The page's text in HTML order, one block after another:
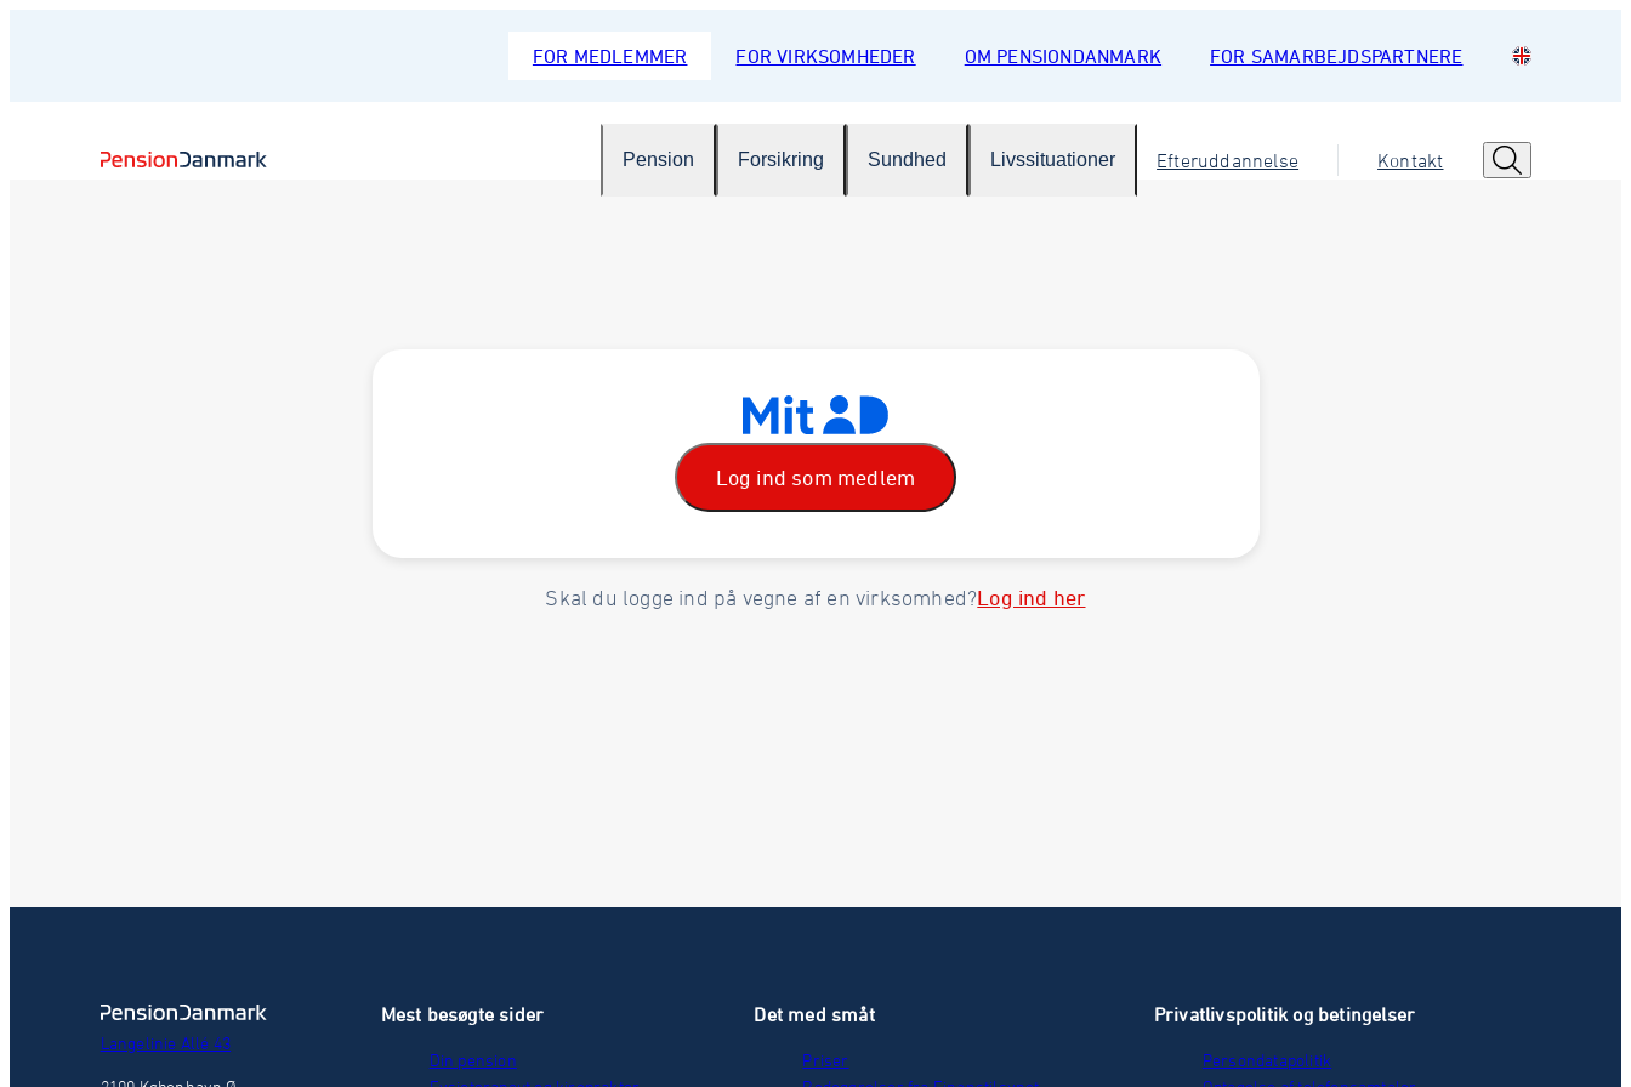
FOR MEDLEMMER FOR VIRKSOMHEDER OM PENSIONDANMARK FOR SAMARBEJDSPARTNERE
Pension Forsikring Sundhed Livssituationer Efteruddannelse Kontakt
Log ind som medlem
Skal du logge ind på vegne af en virksomhed?Log ind her
Langelinie Allé 43
Mest besøgte sider
Din pension
Det med småt
Priser
Privatlivspolitik og betingelser
Persondatapolitik